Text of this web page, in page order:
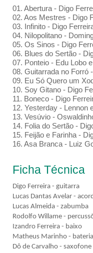
01. Abertura - Digo
02. Aos Mestres - Digo
03. Infinito - Digo
04. Nilopolitano -
05. Os Sinos - Digo
06. Blues do Sertão -
07. Ponteio - Edu Lobo
08. Guitarrada no Forró
09. Eu Só Quero um
10. Soy Gitano - Digo
11. Boneco - Digo
12. Yesterday - Lennon
13. Vesúvio -
14. Folia do Sertão -
15. Feijão e Farinha -
16. Asa Branca - Luiz
Ficha Técnica
Digo Ferreira - guitarra
Lucas Dantas Avelar -
Lucas Almeida - zabumba
Rodolfo Willame -
Izandro Ferreira - baixo
Matheus Marinho - bateria
Dô de Carvalho -